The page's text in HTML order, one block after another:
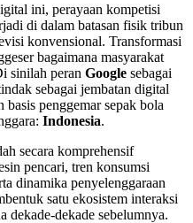
ini, perayaan kompetisi
di dalam batasan fisik tribun
konvensional. Transformasi
bagaimana masyarakat
sinilah peran Google sebagai
sebagai jembatan digital
basis penggemar sepak bola
Indonesia.
secara komprehensif
pencari, tren konsumsi
dinamika penyelenggaraan
satu ekosistem interaksi
dekade-dekade sebelumnya.